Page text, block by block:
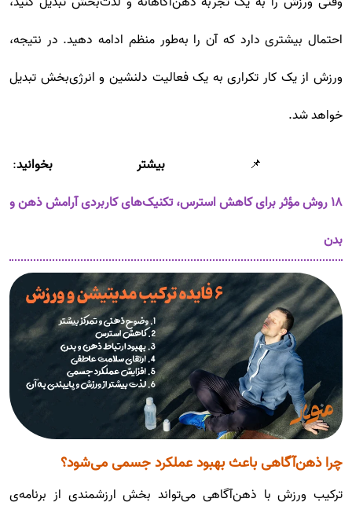
احتمال بیشتری دارد که آن را به‌طور منظم ادامه دهید. در نتیجه،
ورزش از یک کار تکراری به یک فعالیت دلنشین و انرژی‌بخش تبدیل
خواهد شد.
📌 بیشتر بخوانید:
۱۸ روش مؤثر برای کاهش استرس، تکنیک‌های کاربردی آرامش ذهن و
بدن
چرا ذهن‌آگاهی باعث بهبود عملکرد جسمی می‌شود؟
ترکیب ورزش با ذهن‌آگاهی می‌تواند بخش ارزشمندی از برنامه‌ی